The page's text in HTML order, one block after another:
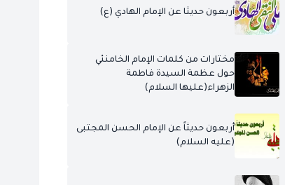
أربعون حديثا عن الإمام الهادي (ع)
مختارات من كلمات الإمام الخامنئي
حول عظمة السيدة فاطمة
الزهراء(عليها السلام)
أربعون حديثاً عن الإمام الحسن المجتبى
(عليه السلام)